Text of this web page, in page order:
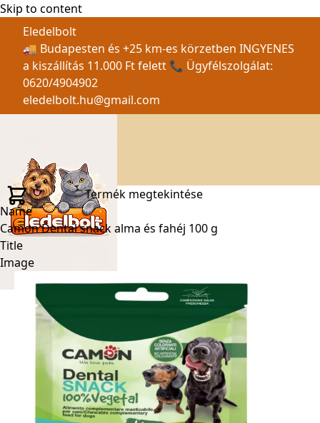
Skip to content
Eledelbolt
🚚 Budapesten és +25 km-es körzetben INGYENES
a kiszállítás 11.000 Ft felett 📞 Ügyfélszolgálat:
0620/4904902
eledelbolt.hu@gmail.com
Termék megtekintése
Name
Camon Dental snack alma és fahéj 100 g
Title
Image